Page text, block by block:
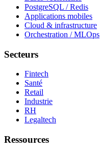
PostgreSQL / Redis
Applications mobiles
Cloud & infrastructure
Orchestration / MLOps
Secteurs
Fintech
Santé
Retail
Industrie
RH
Legaltech
Ressources